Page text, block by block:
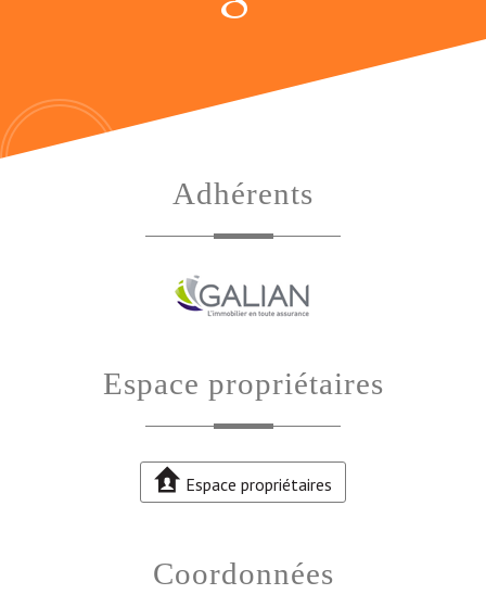
adhérents
espace propriétaires
Espace propriétaires
coordonnées